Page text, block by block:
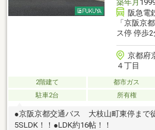
築年月
阪急電
「京阪京
ス停 停歩2
京都府
４丁目
2階建て 都市ガス
駐車2台
所有権
●京阪京都交通バス 大枝山町東停まで
5SLDK！！●LDK約16帖！！